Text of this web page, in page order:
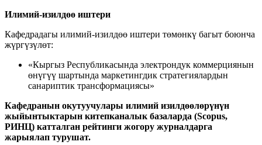
Илимий-изилдөө иштери
Кафедрадагы илимий-изилдөө иштери төмөнкү багыт боюнча
жүргүзүлөт:
«Кыргыз Республикасында электрондук коммерциянын
өнүгүү шартында маркетингдик стратегиялардын
санариптик трансформациясы»
Кафедранын окутуучулары илимий изилдөөлөрүнүн
жыйынтыктарын китепканалык базаларда (Scopus,
РИНЦ) катталган рейтинги жогору журналдарга
жарыялап турушат.